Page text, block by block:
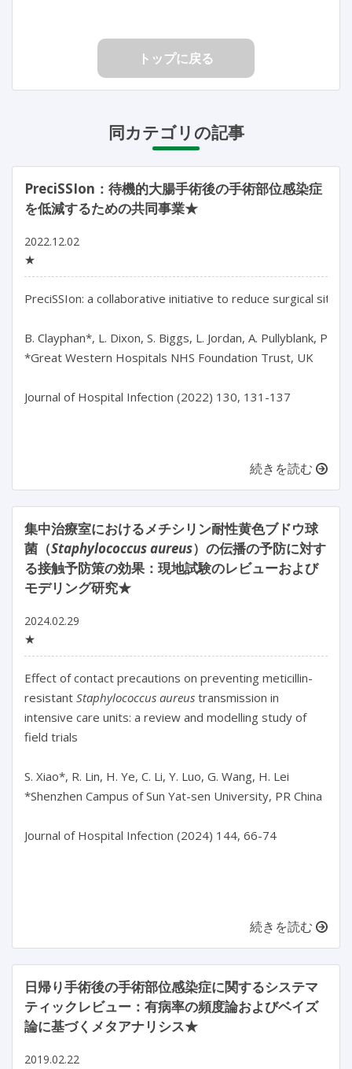
トップに戻る
同カテゴリの記事
PreciSSIon：待機的大腸手術後の手術部位感染症
を低減するための共同事業★
2022.12.02
★
PreciSSIon: a collaborative initiative to reduce surgical site
B. Clayphan*, L. Dixon, S. Biggs, L. Jordan, A. Pullyblank,
*Great Western Hospitals NHS Foundation Trust, UK
Journal of Hospital Infection (2022) 130, 131-137
続きを読む
集中治療室におけるメチシリン耐性黄色ブドウ球
菌（Staphylococcus aureus）の伝播の予防に対す
る接触予防策の効果：現地試験のレビューおよび
モデリング研究★
2024.02.29
★
Effect of contact precautions on preventing meticillin-
resistant Staphylococcus aureus transmission in
intensive care units: a review and modelling study of
field trials
S. Xiao*, R. Lin, H. Ye, C. Li, Y. Luo, G. Wang, H. Lei
*Shenzhen Campus of Sun Yat-sen University, PR China
Journal of Hospital Infection (2024) 144, 66-74
続きを読む
日帰り手術後の手術部位感染症に関するシステマ
ティックレビュー：有病率の頻度論およびベイズ
論に基づくメタアナリシス★
2019.02.22